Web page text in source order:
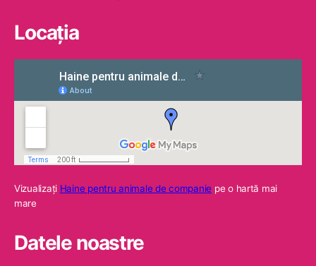
Locaţia
Vizualizaţi Haine pentru animale de companie pe o hartă mai
mare
Datele noastre